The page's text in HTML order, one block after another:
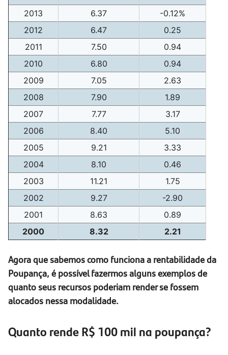
2013
6.37
-0.12%
2012
6.47
0.25
2011
7.50
0.94
2010
6.80
0.94
2009
7.05
2.63
2008
7.90
1.89
2007
7.77
3.17
2006
8.40
5.10
2005
9.21
3.33
2004
8.10
0.46
2003
11.21
1.75
2002
9.27
-2.90
2001
8.63
0.89
2000
8.32 2.21
Agora que sabemos como funciona a rentabilidade da
Poupança, é possível fazermos alguns exemplos de
quanto seus recursos poderiam render se fossem
alocados nessa modalidade.
Quanto rende R$ 100 mil na poupança?